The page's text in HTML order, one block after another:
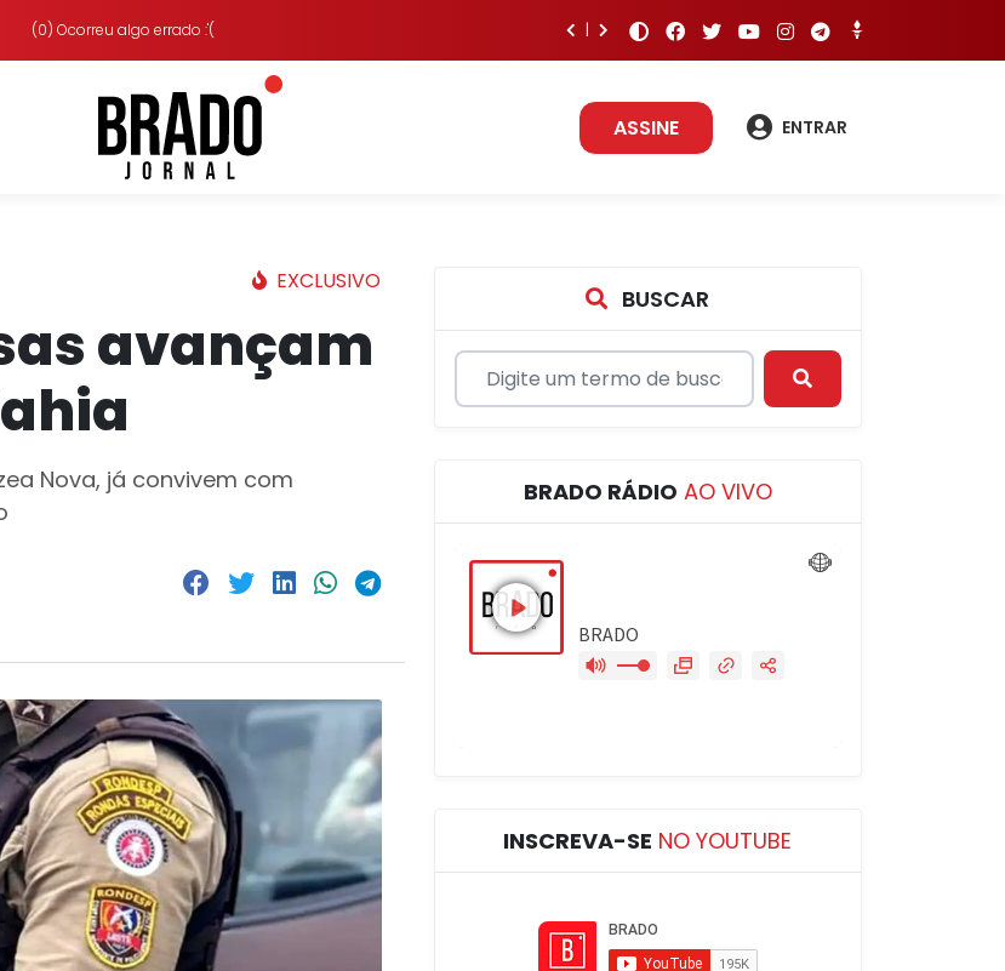
(0) Ocorreu algo errado :'(
ASSINE ENTRAR
EXCLUSIVO
avançam
Nova, já convivem com
BUSCAR
BRADO RÁDIO AO VIVO
INSCREVA-SE NO YOUTUBE